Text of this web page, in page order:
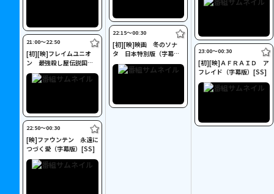
21:00〜22:50
[初][映]フレイムユニオ
ン 最強殺し屋伝説国岡
［私闘編］[字]
22:50〜00:30
[映]ファウンテン 永遠に
つづく愛（字幕版）[SS]
22:15〜00:30
[初][映]映画 冬のソナ
タ 日本特別版（字幕
版）[SS]
23:00〜00:30
[初][映]ＡＦＲＡＩＤ ア
フレイド（字幕版）[SS]